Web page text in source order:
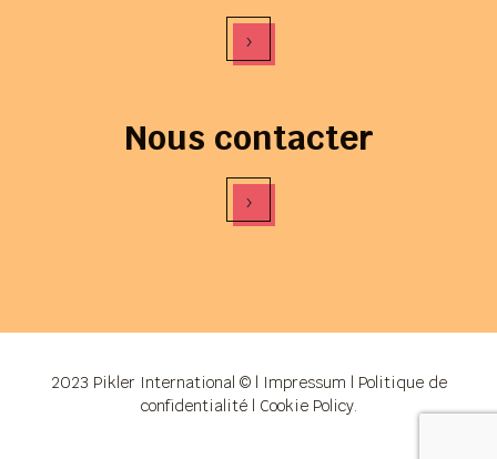
›
Nous contacter
›
2023 Pikler International © | Impressum | Politique de
confidentialité| Cookie Policy.